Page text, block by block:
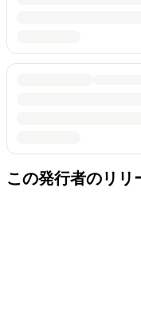
この発行者のリリ